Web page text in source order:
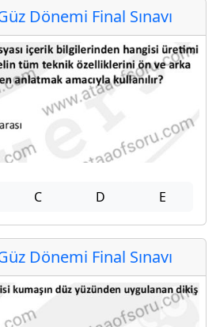
Dönemi Final Sınavı
C D E
Dönemi Final Sınavı